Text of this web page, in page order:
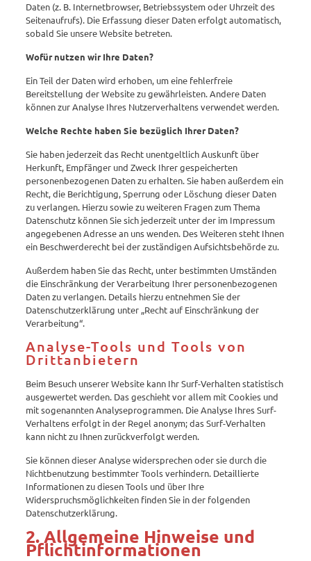
Daten (z. B. Internetbrowser, Betriebssystem oder Uhrzeit des
Seitenaufrufs). Die Erfassung dieser Daten erfolgt automatisch,
sobald Sie unsere Website betreten.
Wofür nutzen wir Ihre Daten?
Ein Teil der Daten wird erhoben, um eine fehlerfreie
Bereitstellung der Website zu gewährleisten. Andere Daten
können zur Analyse Ihres Nutzerverhaltens verwendet werden.
Welche Rechte haben Sie bezüglich Ihrer Daten?
Sie haben jederzeit das Recht unentgeltlich Auskunft über
Herkunft, Empfänger und Zweck Ihrer gespeicherten
personenbezogenen Daten zu erhalten. Sie haben außerdem ein
Recht, die Berichtigung, Sperrung oder Löschung dieser Daten
zu verlangen. Hierzu sowie zu weiteren Fragen zum Thema
Datenschutz können Sie sich jederzeit unter der im Impressum
angegebenen Adresse an uns wenden. Des Weiteren steht Ihnen
ein Beschwerderecht bei der zuständigen Aufsichtsbehörde zu.
Außerdem haben Sie das Recht, unter bestimmten Umständen
die Einschränkung der Verarbeitung Ihrer personenbezogenen
Daten zu verlangen. Details hierzu entnehmen Sie der
Datenschutzerklärung unter „Recht auf Einschränkung der
Verarbeitung“.
Analyse-Tools und Tools von
Drittanbietern
Beim Besuch unserer Website kann Ihr Surf-Verhalten statistisch
ausgewertet werden. Das geschieht vor allem mit Cookies und
mit sogenannten Analyseprogrammen. Die Analyse Ihres Surf-
Verhaltens erfolgt in der Regel anonym; das Surf-Verhalten
kann nicht zu Ihnen zurückverfolgt werden.
Sie können dieser Analyse widersprechen oder sie durch die
Nichtbenutzung bestimmter Tools verhindern. Detaillierte
Informationen zu diesen Tools und über Ihre
Widerspruchsmöglichkeiten finden Sie in der folgenden
Datenschutzerklärung.
2. Allgemeine Hinweise und
Pflichtinformationen